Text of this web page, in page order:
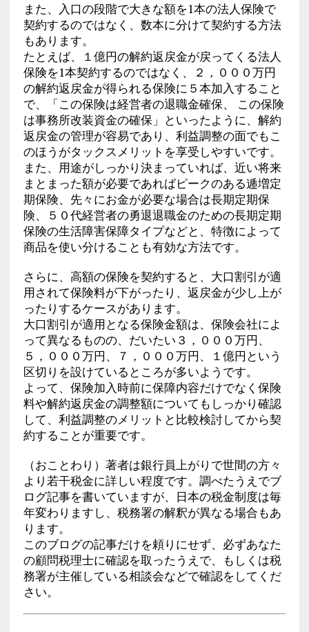
また、入口の段階で大きな額を1本の法人保険で
契約するのではなく、数本に分けて契約する方法
もあります。
たとえば、１億円の解約返戻金が戻ってくる法人
保険を1本契約するのではなく、２，０００万円
の解約返戻金が得られる保険に５本加入すること
で、「この保険は経営者の退職金確保、 この保険
は事務所改装資金の確保」といったように、解約
返戻金の管理が容易であり、利益調整の面でもこ
のほうがタックスメリットを享受しやすいです。
また、用途がしっかり決まっていれば、近い将来
まとまった額が必要であればピークのある逓増定
期保険、先々にお金が必要な場合は長期定期保
険、５０代経営者の勇退退職金のための長期定期
保険の生活障害保障タイプなどと、特徴によって
商品を使い分けることも有効な方法です。
さらに、高額の保険を契約すると、大口割引が適
用されて保険料が下がったり、返戻金が少し上が
ったりするケースがあります。
大口割引が適用となる保険金額は、保険会社によ
って異なるものの、だいたい３，０００万円、
５，０００万円、７，０００万円、１億円という
区切りを設けているところが多いようです。
よって、保険加入時前に保障内容だけでなく保険
料や解約返戻金の調整額についてもしっかり確認
して、利益調整のメリットと比較検討してから契
約することが重要です。
（おことわり）著者は銀行員上がりで世間の方々
より若干税金に詳しい程度です。調べたうえでブ
ログ記事を書いていますが、日本の税金制度は毎
年変わりますし、税務署の解釈が異なる場合もあ
ります。
このブログの記事だけを頼りにせず、必ずあなた
の顧問税理士に確認を取ったうえで、もしくは税
務署が主催している相談会などで確認をしてくだ
さい。